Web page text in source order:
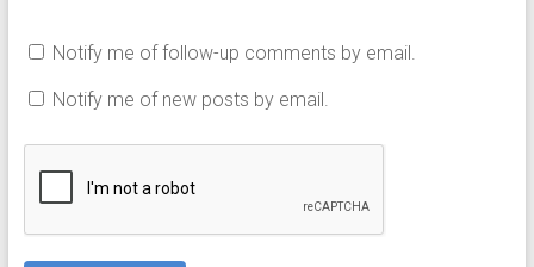
Notify me of follow-up comments by email.
Notify me of new posts by email.